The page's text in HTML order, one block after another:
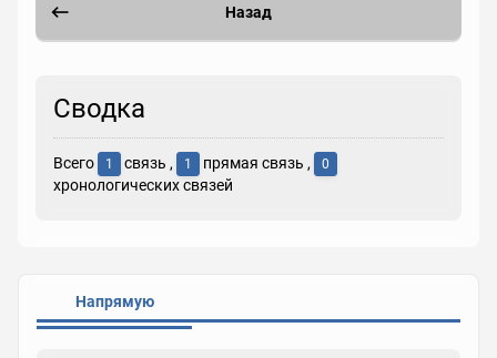
Назад
Сводка
Всего 1 связь , 1 прямая связь , 0
хронологических связей
Напрямую